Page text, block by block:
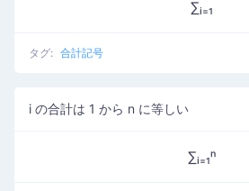
∑ᵢ₌₁
タグ: 合計記号
i の合計は 1 から n に等しい
∑ᵢ₌₁ⁿ